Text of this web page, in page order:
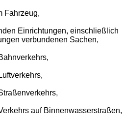
Fahrzeug,
Einrichtungen, einschließlich
verbundenen Sachen,
auf Binnenwasserstraßen,